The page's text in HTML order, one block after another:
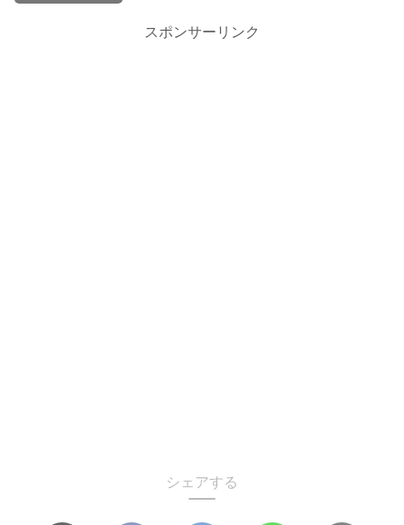
スポンサーリンク
シェアする